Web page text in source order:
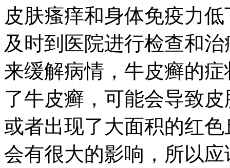
皮肤瘙痒和身体免疫力
及时到医院进行检查和
来缓解病情，牛皮癣的
了牛皮癣，可能会导致
或者出现了大面积的红
会有很大的影响，所以